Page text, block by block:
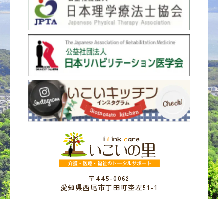
〒445-0062
愛知県西尾市丁田町杢左51-1